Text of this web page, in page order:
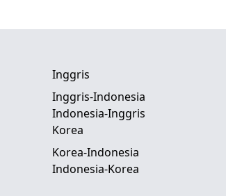
Inggris
Inggris-Indonesia
Indonesia-Inggris
Korea
Korea-Indonesia
Indonesia-Korea